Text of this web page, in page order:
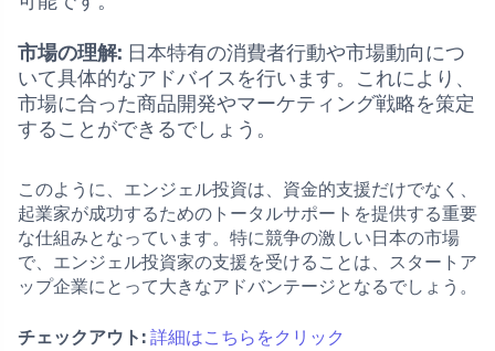
市場の理解: 日本特有の消費者行動や市場動向につ
いて具体的なアドバイスを行います。これにより、
市場に合った商品開発やマーケティング戦略を策定
することができるでしょう。
このように、エンジェル投資は、資金的支援だけでなく、
起業家が成功するためのトータルサポートを提供する重要
な仕組みとなっています。特に競争の激しい日本の市場
で、エンジェル投資家の支援を受けることは、スタートア
ップ企業にとって大きなアドバンテージとなるでしょう。
チェックアウト: 詳細はこちらをクリック